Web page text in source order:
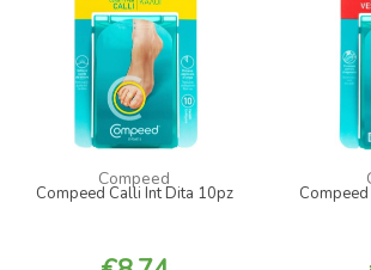
Compeed
Compeed Calli Int Dita 10pz